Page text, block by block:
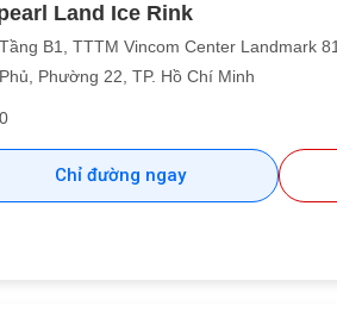
Land Ice Rink
B1, TTTM Vincom Center Landmark
Phường 22, TP. Hồ Chí Minh
Chỉ đường ngay